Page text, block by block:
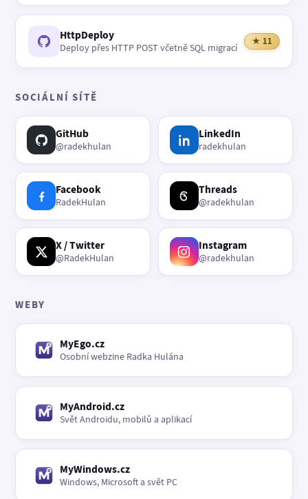
HttpDeploy
Deploy přes HTTP POST včetně SQL migrací
★ 11
SOCIÁLNÍ SÍTĚ
GitHub
@radekhulan
LinkedIn
radekhulan
Facebook
RadekHulan
Threads
@radekhulan
X / Twitter
@RadekHulan
Instagram
@radekhulan
WEBY
MyEgo.cz
Osobní webzine Radka Hulána
MyAndroid.cz
Svět Androidu, mobilů a aplikací
MyWindows.cz
Windows, Microsoft a svět PC